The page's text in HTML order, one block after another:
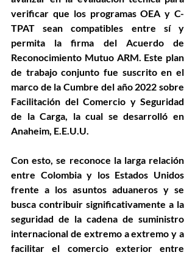
verificar que los programas OEA y C-
TPAT sean compatibles entre sí y
permita la firma del Acuerdo de
Reconocimiento Mutuo ARM. Este plan
de trabajo conjunto fue suscrito en el
marco de la Cumbre del año 2022 sobre
Facilitación del Comercio y Seguridad
de la Carga, la cual se desarrolló en
Anaheim, E.E.U.U.
Con esto, se reconoce la larga relación
entre Colombia y los Estados Unidos
frente a los asuntos aduaneros y se
busca contribuir significativamente a la
seguridad de la cadena de suministro
internacional de extremo a extremo y a
facilitar el comercio exterior entre